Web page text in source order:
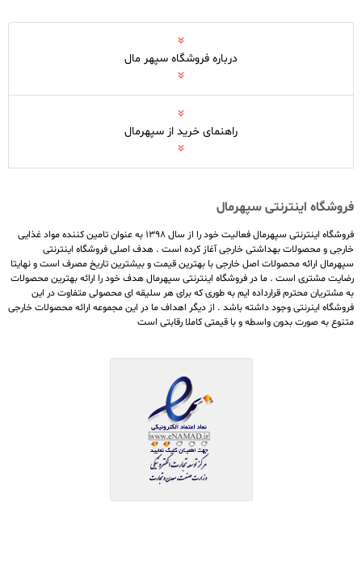
درباره فروشگاه سپهر مال
راهنمای خرید از سپهرمال
فروشگاه اینترنتی سپهرمال
فروشگاه اینترنتی سپهرمال فعالیت خود را از سال ۱۳۹۸ به عنوان تامین کننده مواد غذایی
خارجی و محصولات بهداشتی خارجی آغاز کرده است . هدف اصلی فروشگاه اینترنتی
سپهرمال ارائه محصولات اصل خارجی با بهترین قیمت و بیشترین تاریخ مصرف است و نهایتا
رضایت مشتری است . ما در فروشگاه اینترنتی سپهرمال هدف خود را ارائه بهترین محصولات
به مشتریان محترم قرارداده ایم به طوری که برای هر سلیقه ای محصولی متفاوت در این
فروشگاه اینرنتی وجود داشته باشد . از دیگر اهداف ما در این مجموعه ارائه محصولات خارجی
متنوع به صورت بدون واسطه و با قیمتی کاملا رقابتی است